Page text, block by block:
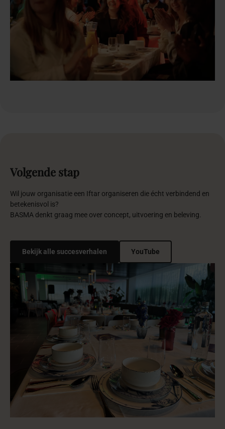
Volgende stap
Wil jouw organisatie een Iftar organiseren die écht verbindend en
betekenisvol is?
BASMA denkt graag mee over concept, uitvoering en beleving.
Bekijk alle succesverhalen YouTube